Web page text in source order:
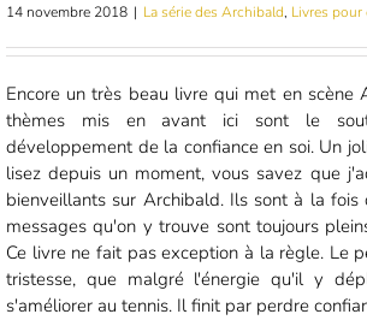
14 novembre 2018 | La série des Archibald, Livres pour
Encore un très beau livre qui met en scène
thèmes mis en avant ici sont le
développement de la confiance en soi. Un
lisez depuis un moment, vous savez que
bienveillants sur Archibald. Ils sont à la
messages qu'on y trouve sont toujours
Ce livre ne fait pas exception à la règle. Le
tristesse, que malgré l'énergie qu'il y
s'améliorer au tennis. Il finit par perdre